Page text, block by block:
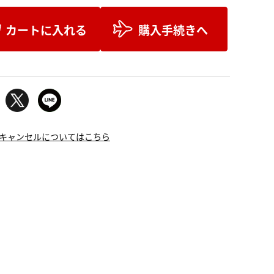
カートに入れる 購入手続きへ
ャンセルについてはこちら